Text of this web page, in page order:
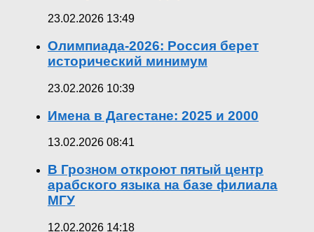
23.02.2026 13:49
Олимпиада-2026: Россия берет
исторический минимум
23.02.2026 10:39
Имена в Дагестане: 2025 и 2000
13.02.2026 08:41
В Грозном откроют пятый центр
арабского языка на базе филиала
МГУ
12.02.2026 14:18